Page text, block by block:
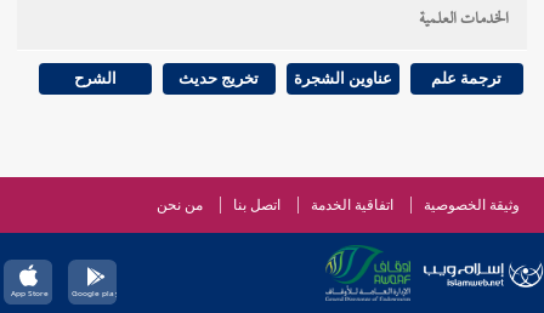
الخدمات العلمية
ترجمة علم عناوين الشجرة تخريج حديث الشرح
وثيقة الخصوصية اتفاقية الخدمة اتصل بنا من نحن